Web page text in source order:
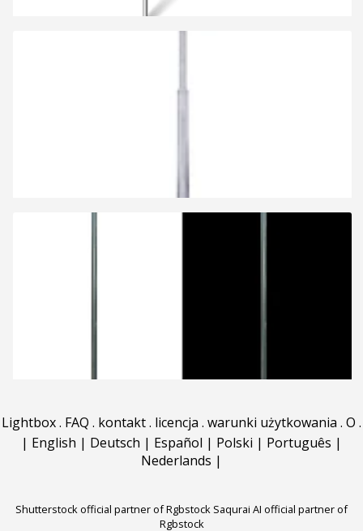
Lightbox. FAQ . kontakt. licencja . warunki użytkowania . O .
| English | Deutsch | Español | Polski | Português |
Nederlands |
Shutterstock official partner of Rgbstock Saqurai AI official partner of
Rgbstock